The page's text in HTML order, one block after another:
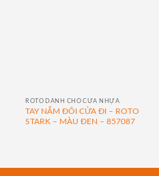
ROTO DÀNH CHO CỬA NHỰA
TAY NẮM ĐÔI CỬA ĐI – ROTO
STARK – MÀU ĐEN – 857087